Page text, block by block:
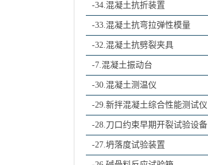
-34.混凝土抗折装置
-33.混凝土抗弯拉弹性模量
-32.混凝土抗劈裂夹具
-7.混凝土振动台
-30.混凝土测温仪
-29.新拌混凝土综合性能测试仪
-28.刀口约束早期开裂试验设备
-27.坍落度试验装置